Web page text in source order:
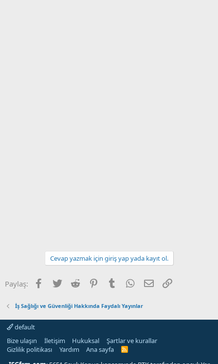
Cevap yazmak için giriş yap yada kayıt ol.
Paylaş: Facebook
Twitter Reddit PinterestTumblr WhatsApp
E-posta
İş Sağlığı ve Güvenliği Hakkında Faydalı Yayınlar
default
Bize ulaşın
İletişim Hukuksal
Şartlar ve kurallar
Gizlilik politikası
Yardım Ana sayfa
R
S